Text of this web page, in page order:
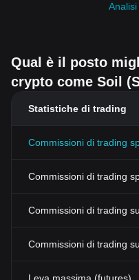
Qual è il posto
crypto come Soil
Statistiche di trading
Commissioni di trading
Commissioni di trading
Commissioni di trading
Commissioni di trading